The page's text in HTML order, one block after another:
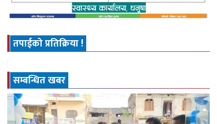
तपाईको प्रतिक्रिया !
सम्बन्धित खबर